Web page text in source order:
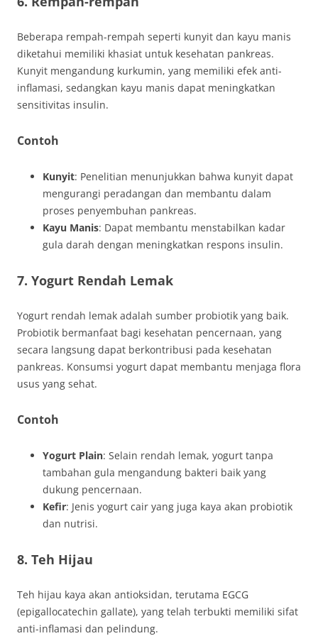
Beberapa rempah-rempah seperti kunyit dan kayu manis
diketahui memiliki khasiat untuk kesehatan pankreas.
Kunyit mengandung kurkumin, yang memiliki efek anti-
inflamasi, sedangkan kayu manis dapat meningkatkan
sensitivitas insulin.
Contoh
Kunyit: Penelitian menunjukkan bahwa kunyit dapat
mengurangi peradangan dan membantu dalam
proses penyembuhan pankreas.
Kayu Manis: Dapat membantu menstabilkan kadar
gula darah dengan meningkatkan respons insulin.
7. Yogurt Rendah Lemak
Yogurt rendah lemak adalah sumber probiotik yang baik.
Probiotik bermanfaat bagi kesehatan pencernaan, yang
secara langsung dapat berkontribusi pada kesehatan
pankreas. Konsumsi yogurt dapat membantu menjaga flora
usus yang sehat.
Contoh
Yogurt Plain: Selain rendah lemak, yogurt tanpa
tambahan gula mengandung bakteri baik yang
dukung pencernaan.
Kefir: Jenis yogurt cair yang juga kaya akan probiotik
dan nutrisi.
8. Teh Hijau
Teh hijau kaya akan antioksidan, terutama EGCG
(epigallocatechin gallate), yang telah terbukti memiliki sifat
anti-inflamasi dan pelindung.